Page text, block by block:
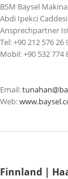
BSM Baysel
Abdi Ipekci
Ansprechpartner
Tel: +90 212 576 26
Mobil: +90 532 774
Email:
Web:
Finnland |